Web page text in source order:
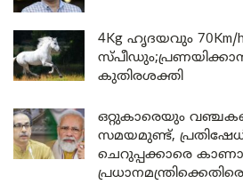
4Kg ഹൃദയവും 70Km/h
കുതിരശക്തി
ഒറ്റുകാരെയും
സമയമുണ്ട്,
ചെറുപ്പക്കാരെ